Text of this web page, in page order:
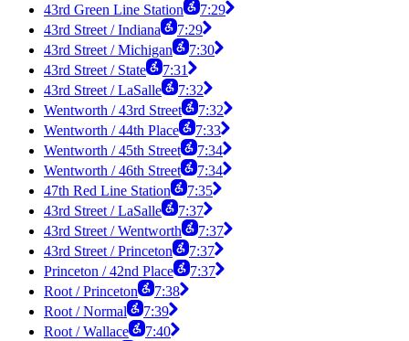
43rd Green Line Station
7:29
43rd Street / Indiana
7:29
43rd Street / Michigan
7:30
43rd Street / State
7:31
43rd Street / LaSalle
7:32
Wentworth / 43rd Street
7:32
Wentworth / 44th Place
7:33
Wentworth / 45th Street
7:34
Wentworth / 46th Street
7:34
47th Red Line Station
7:35
43rd Street / LaSalle
7:37
43rd Street / Wentworth
7:37
43rd Street / Princeton
7:37
Princeton / 42nd Place
7:37
Root / Princeton
7:38
Root / Normal
7:39
Root / Wallace
7:40